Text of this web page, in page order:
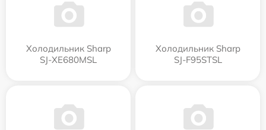
Холодильник Sharp
SJ-XE680MSL
Холодильник Sharp
SJ-F95STSL